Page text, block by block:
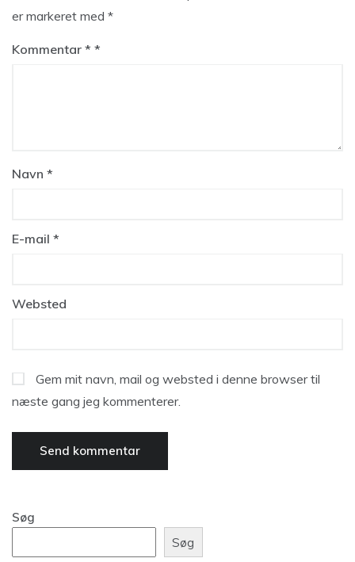
er markeret med *
Kommentar *
Navn *
E-mail *
Websted
Gem mit navn, mail og websted i denne browser til
næste gang jeg kommenterer.
Søg
Søg